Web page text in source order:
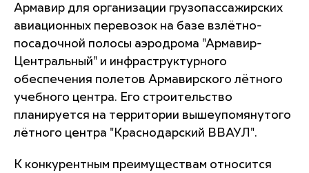
Армавир для организации грузопассажирских
авиационных перевозок на базе взлётно-
посадочной полосы аэродрома "Армавир-
Центральный" и инфраструктурного
обеспечения полетов Армавирского лётного
учебного центра. Его строительство
планируется на территории вышеупомянутого
лётного центра "Краснодарский ВВАУЛ".
К конкурентным преимуществам относится